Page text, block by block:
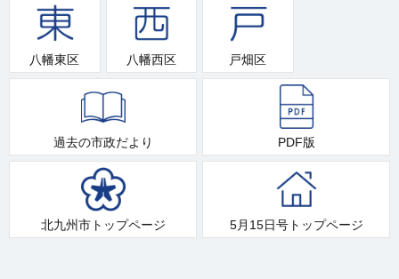
八幡東区 八幡西区 戸畑区
過去の市政だより PDF版
北九州市トップページ 5月15日号トップページ